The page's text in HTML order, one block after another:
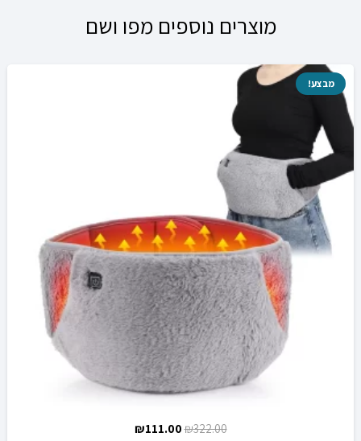
מוצרים נוספים מפו ושם
מבצע!
₪322.00
המחיר ₪111.00
המחיר